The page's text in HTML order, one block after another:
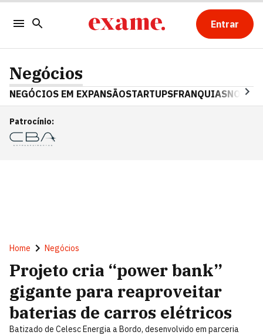
Entrar
Negócios
NEGÓCIOS EM EXPANSÃOSTARTUPSFRANQUIAS
Patrocínio:
Home Negócios
Projeto cria “power bank”
gigante para reaproveitar
baterias de carros elétricos
Batizado de Celesc Energia a Bordo, desenvolvido em parceria